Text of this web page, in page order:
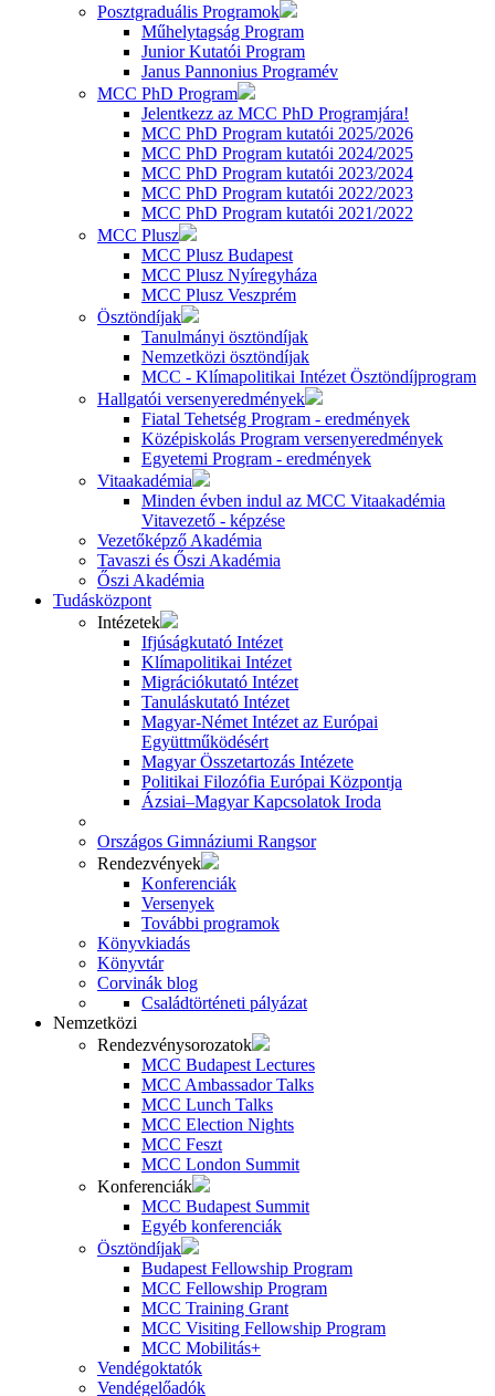
Posztgraduális Programok
Műhelytagság Program
Junior Kutatói Program
Janus Pannonius Programév
MCC PhD Program
Jelentkezz az MCC PhD Programjára!
MCC PhD Program kutatói 2025/2026
MCC PhD Program kutatói 2024/2025
MCC PhD Program kutatói 2023/2024
MCC PhD Program kutatói 2022/2023
MCC PhD Program kutatói 2021/2022
MCC Plusz
MCC Plusz Budapest
MCC Plusz Nyíregyháza
MCC Plusz Veszprém
Ösztöndíjak
Tanulmányi ösztöndíjak
Nemzetközi ösztöndíjak
MCC - Klímapolitikai Intézet Ösztöndíjprogram
Hallgatói versenyeredmények
Fiatal Tehetség Program - eredmények
Középiskolás Program versenyeredmények
Egyetemi Program - eredmények
Vitaakadémia
Minden évben indul az MCC Vitaakadémia
Vitavezető - képzése
Vezetőképző Akadémia
Tavaszi és Őszi Akadémia
Őszi Akadémia
Tudásközpont
Intézetek
Ifjúságkutató Intézet
Klímapolitikai Intézet
Migrációkutató Intézet
Tanuláskutató Intézet
Magyar-Német Intézet az Európai
Együttműködésért
Magyar Összetartozás Intézete
Politikai Filozófia Európai Központja
Ázsiai–Magyar Kapcsolatok Iroda
Országos Gimnáziumi Rangsor
Rendezvények
Konferenciák
Versenyek
További programok
Könyvkiadás
Könyvtár
Corvinák blog
Családtörténeti pályázat
Nemzetközi
Rendezvénysorozatok
MCC Budapest Lectures
MCC Ambassador Talks
MCC Lunch Talks
MCC Election Nights
MCC Feszt
MCC London Summit
Konferenciák
MCC Budapest Summit
Egyéb konferenciák
Ösztöndíjak
Budapest Fellowship Program
MCC Fellowship Program
MCC Training Grant
MCC Visiting Fellowship Program
MCC Mobilitás+
Vendégoktatók
Vendégelőadók